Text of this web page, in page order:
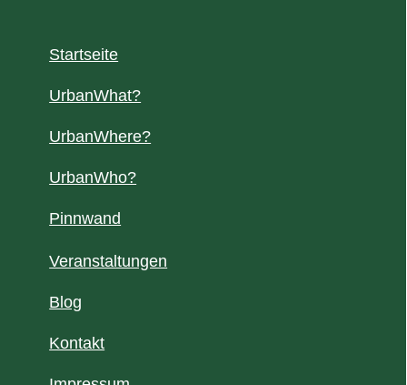
Startseite
UrbanWhat?
UrbanWhere?
UrbanWho?
Pinnwand
Veranstaltungen
Blog
Kontakt